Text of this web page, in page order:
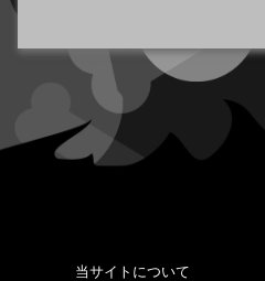
当サイトについて